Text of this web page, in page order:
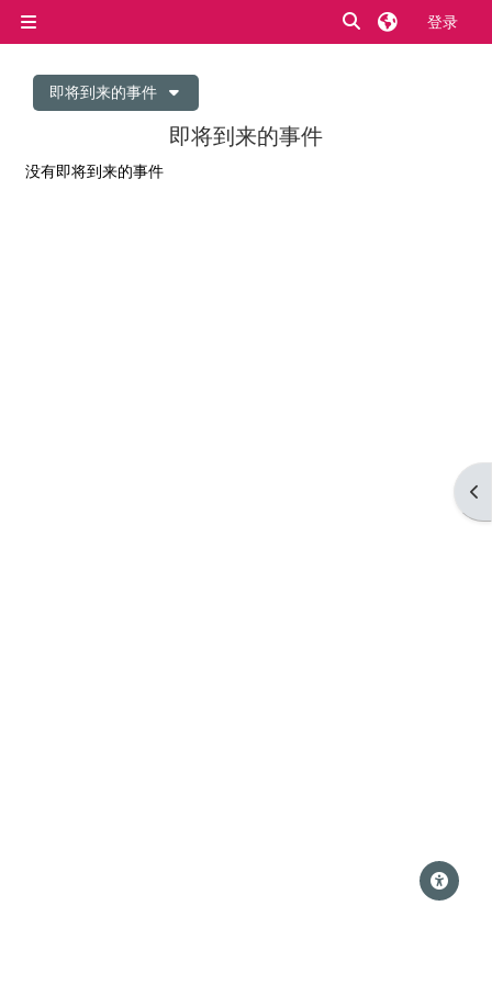
停靠面板
切换搜索输入
登录
打
即将到来的事件
即将到来的事件
没有即将到来的事件